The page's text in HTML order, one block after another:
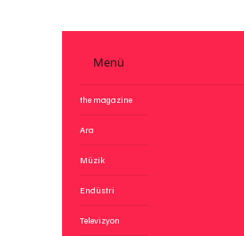
Menü
the magazine
Ara
Müzik
Endüstri
Televizyon